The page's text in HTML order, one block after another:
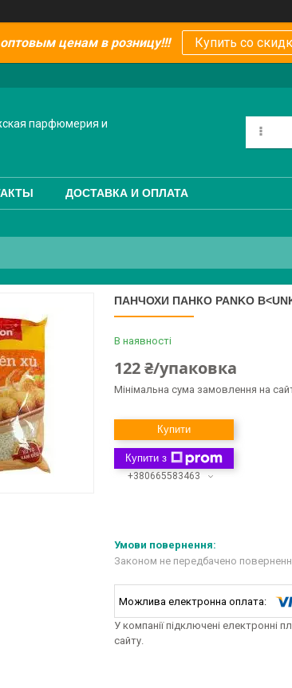
ценам в розницу!!! Купить со
парфюмерия и
ДОСТАВКА И ОПЛАТА
ПАНЧОХИ ПАНКО PANKO
В наявності
122 ₴/упаковка
Мінімальна сума замовлення на
Купити
Купити з
+380665583463
Законом не передбачено
У компанії підключені електронні
сайту.